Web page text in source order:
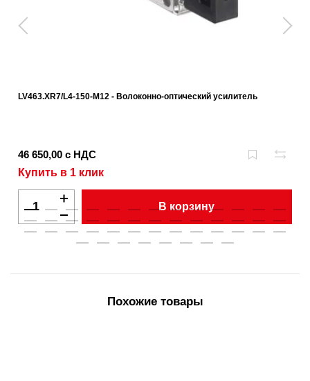
LV463.XR7/L4-150-M12 - Волоконно-оптический усилитель
46 650,00 с НДС
Купить в 1 клик
В корзину
Похожие товары